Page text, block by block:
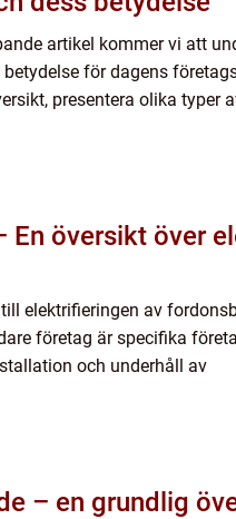
artikel kommer vi att
för dagens
presentera olika typer
En översikt över
elektrifieringen av
företag är specifika
och underhåll av
– en grundlig